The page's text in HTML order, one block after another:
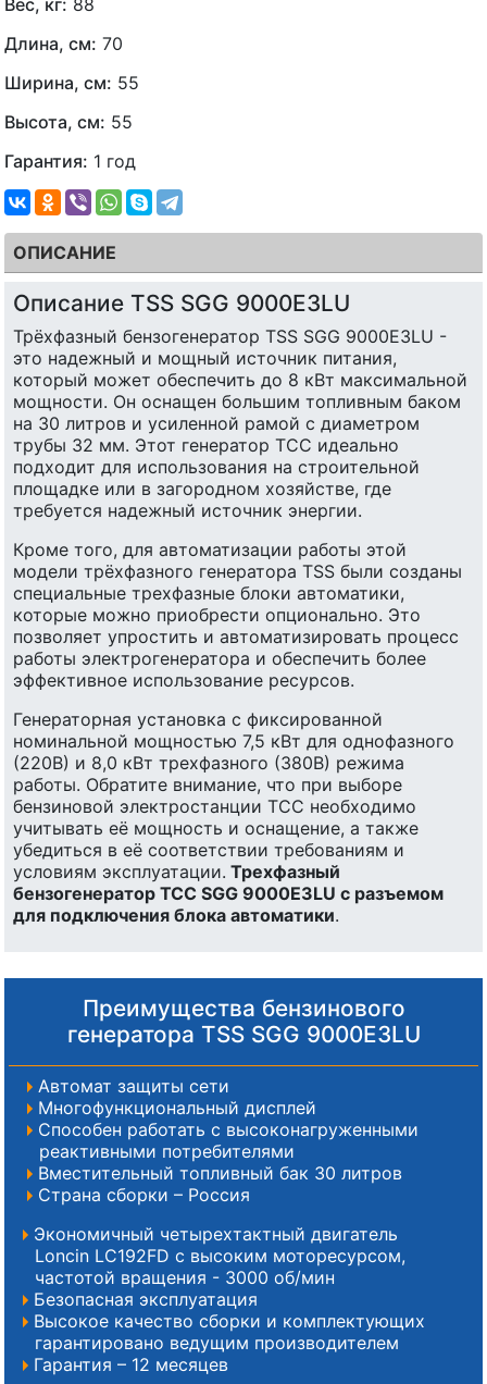
Вес, кг: 88
Длина, см: 70
Ширина, см: 55
Высота, см: 55
Гарантия: 1 год
ОПИСАНИЕ
Описание TSS SGG 9000E3LU
Трёхфазный бензогенератор TSS SGG 9000E3LU -
это надежный и мощный источник питания,
который может обеспечить до 8 кВт максимальной
мощности. Он оснащен большим топливным баком
на 30 литров и усиленной рамой с диаметром
трубы 32 мм. Этот генератор ТСС идеально
подходит для использования на строительной
площадке или в загородном хозяйстве, где
требуется надежный источник энергии.
Кроме того, для автоматизации работы этой
модели трёхфазного генератора TSS были созданы
специальные трехфазные блоки автоматики,
которые можно приобрести опционально. Это
позволяет упростить и автоматизировать процесс
работы электрогенератора и обеспечить более
эффективное использование ресурсов.
Генераторная установка с фиксированной
номинальной мощностью 7,5 кВт для однофазного
(220В) и 8,0 кВт трехфазного (380В) режима
работы. Обратите внимание, что при выборе
бензиновой электростанции ТСС необходимо
учитывать её мощность и оснащение, а также
убедиться в её соответствии требованиям и
условиям эксплуатации. Трехфазный
бензогенератор ТСС SGG 9000E3LU с разъемом
для подключения блока автоматики.
Преимущества бензинового
генератора TSS SGG 9000E3LU
Автомат защиты сети
Многофункциональный дисплей
Способен работать с высоконагруженными
реактивными потребителями
Вместительный топливный бак 30 литров
Страна сборки – Россия
Экономичный четырехтактный двигатель
Loncin LC192FD с высоким моторесурсом,
частотой вращения - 3000 об/мин
Безопасная эксплуатация
Высокое качество сборки и комплектующих
гарантировано ведущим производителем
Гарантия – 12 месяцев